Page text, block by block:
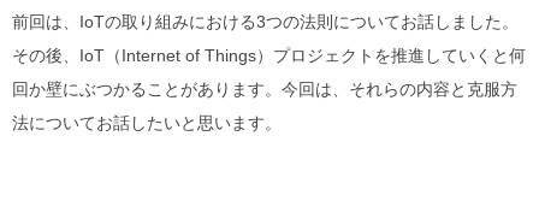
前回は、 IoTの取り組みにおける3つの法則についてお話しました。
その後、 IoT （Internet of Things）プロジェクトを推進していくと何
回か壁にぶつかることがあります。今回は、それらの内容と克服方
法についてお話したいと思います。